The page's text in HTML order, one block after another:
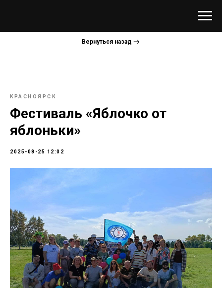
Вернуться назад
КРАСНОЯРСК
Фестиваль «Яблочко от
яблоньки»
2025-08-25 12:02